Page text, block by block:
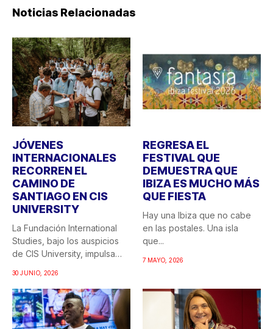
Noticias Relacionadas
JÓVENES
INTERNACIONALES
RECORREN EL
CAMINO DE
SANTIAGO EN CIS
UNIVERSITY
La Fundación International
Studies, bajo los auspicios
de CIS University, impulsa
30 JUNIO, 2026
REGRESA EL
FESTIVAL QUE
DEMUESTRA QUE
IBIZA ES MUCHO MÁS
QUE FIESTA
Hay una Ibiza que no cabe
en las postales. Una isla
que...
7 MAYO, 2026